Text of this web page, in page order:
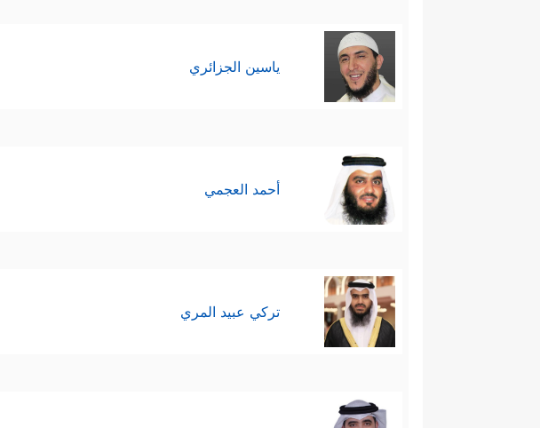
ياسين الجزائري
أحمد العجمي
تركي عبيد المري